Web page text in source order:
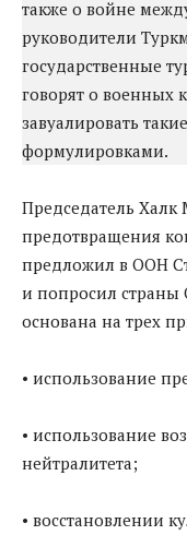
также о войне
руководители
государственные
говорят о военных
завуалировать
формулировками.
Председатель Халк
предотвращения
предложил в ООН
и попросил страны
основана на трех
• использование
• использование
нейтралитета;
• восстановлении